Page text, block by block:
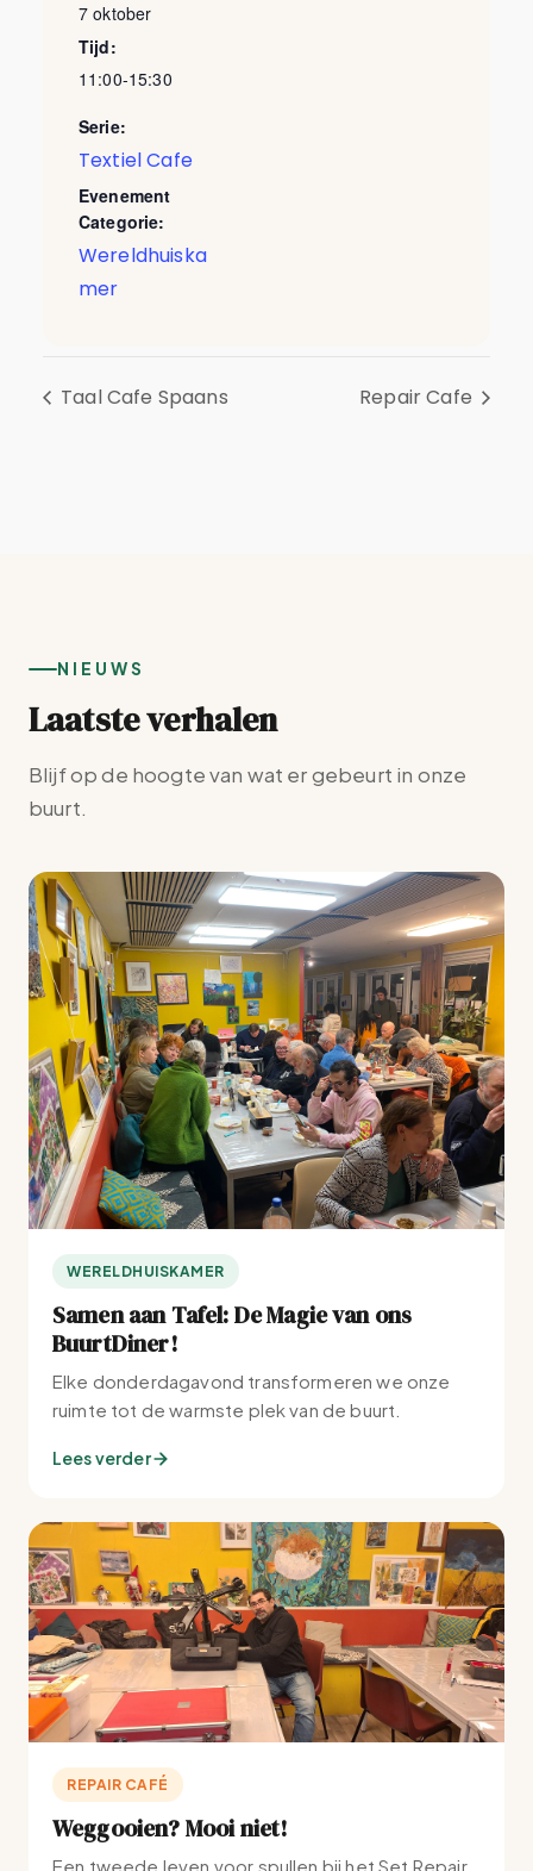
7 oktober
Tijd:
11:00-15:30
Serie:
Textiel Cafe
Evenement
Categorie:
Wereldhuiska
mer
Taal Cafe Spaans Repair Cafe
NIEUWS
Laatste verhalen
Blijf op de hoogte van wat er gebeurt in onze
buurt.
WERELDHUISKAMER
Samen aan Tafel: De Magie van ons
BuurtDiner!
Elke donderdagavond transformeren we onze
ruimte tot de warmste plek van de buurt.
Lees verder
REPAIR CAFÉ
Weggooien? Mooi niet!
Een tweede leven voor spullen bij het Set Repair